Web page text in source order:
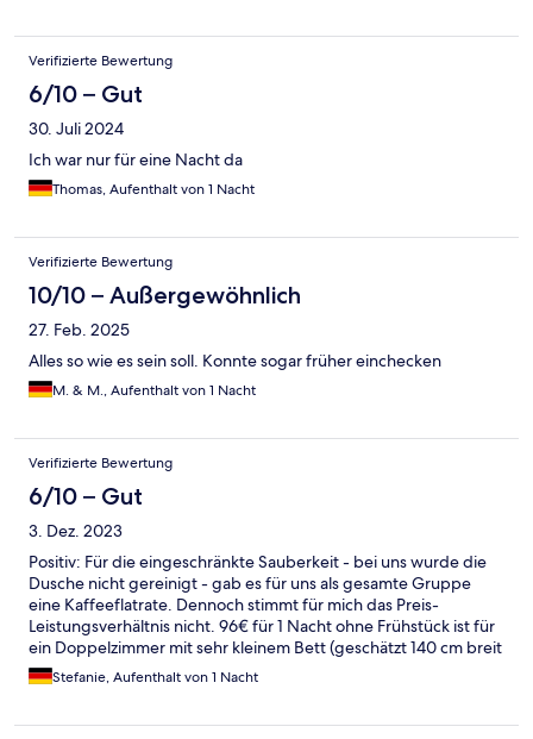
Verifizierte Bewertung
6/10 – Gut
30. Juli 2024
Ich war nur für eine Nacht da
Thomas, Aufenthalt von 1 Nacht
Verifizierte Bewertung
10/10 – Außergewöhnlich
27. Feb. 2025
Alles so wie es sein soll. Konnte sogar früher einchecken
M. & M., Aufenthalt von 1 Nacht
Verifizierte Bewertung
6/10 – Gut
3. Dez. 2023
Positiv: Für die eingeschränkte Sauberkeit - bei uns wurde die
Dusche nicht gereinigt - gab es für uns als gesamte Gruppe
eine Kaffeeflatrate. Dennoch stimmt für mich das Preis-
Leistungsverhältnis nicht. 96€ für 1 Nacht ohne Frühstück ist für
ein Doppelzimmer mit sehr kleinem Bett (geschätzt 140 cm breit
und 190 cm lang) zu viel. Dafür bekomme ich zur gleichen
Jahreszeit beispielsweise am Chiemsee ein Doppelzimmer mit
Stefanie, Aufenthalt von 1 Nacht